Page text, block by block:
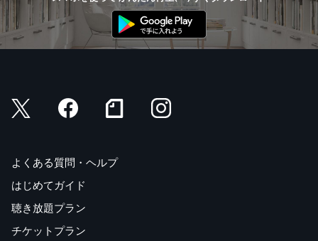
よくある質問・ヘルプ
はじめてガイド
聴き放題プラン
チケットプラン